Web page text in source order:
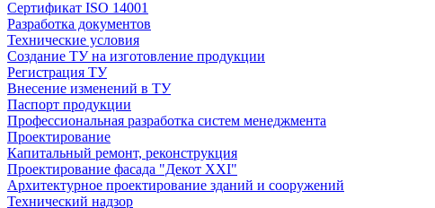
Сертификат ISO 14001
Разработка документов
Технические условия
Создание ТУ на изготовление продукции
Регистрация ТУ
Внесение изменений в ТУ
Паспорт продукции
Профессиональная разработка систем менеджмента
Проектирование
Капитальный ремонт, реконструкция
Проектирование фасада "Декот XXI"
Архитектурное проектирование зданий и сооружений
Технический надзор